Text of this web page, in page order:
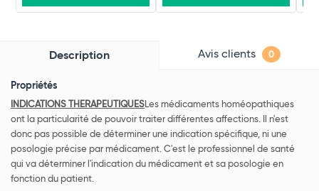
Description Avis clients 0
Propriétés
INDICATIONS THERAPEUTIQUESLes médicaments homéopathiques
ont la particularité de pouvoir traiter différentes affections. Il n'est
donc pas possible de déterminer une indication spécifique, ni une
posologie précise par médicament. C'est le professionnel de santé
qui va déterminer l'indication du médicament et sa posologie en
fonction du patient.